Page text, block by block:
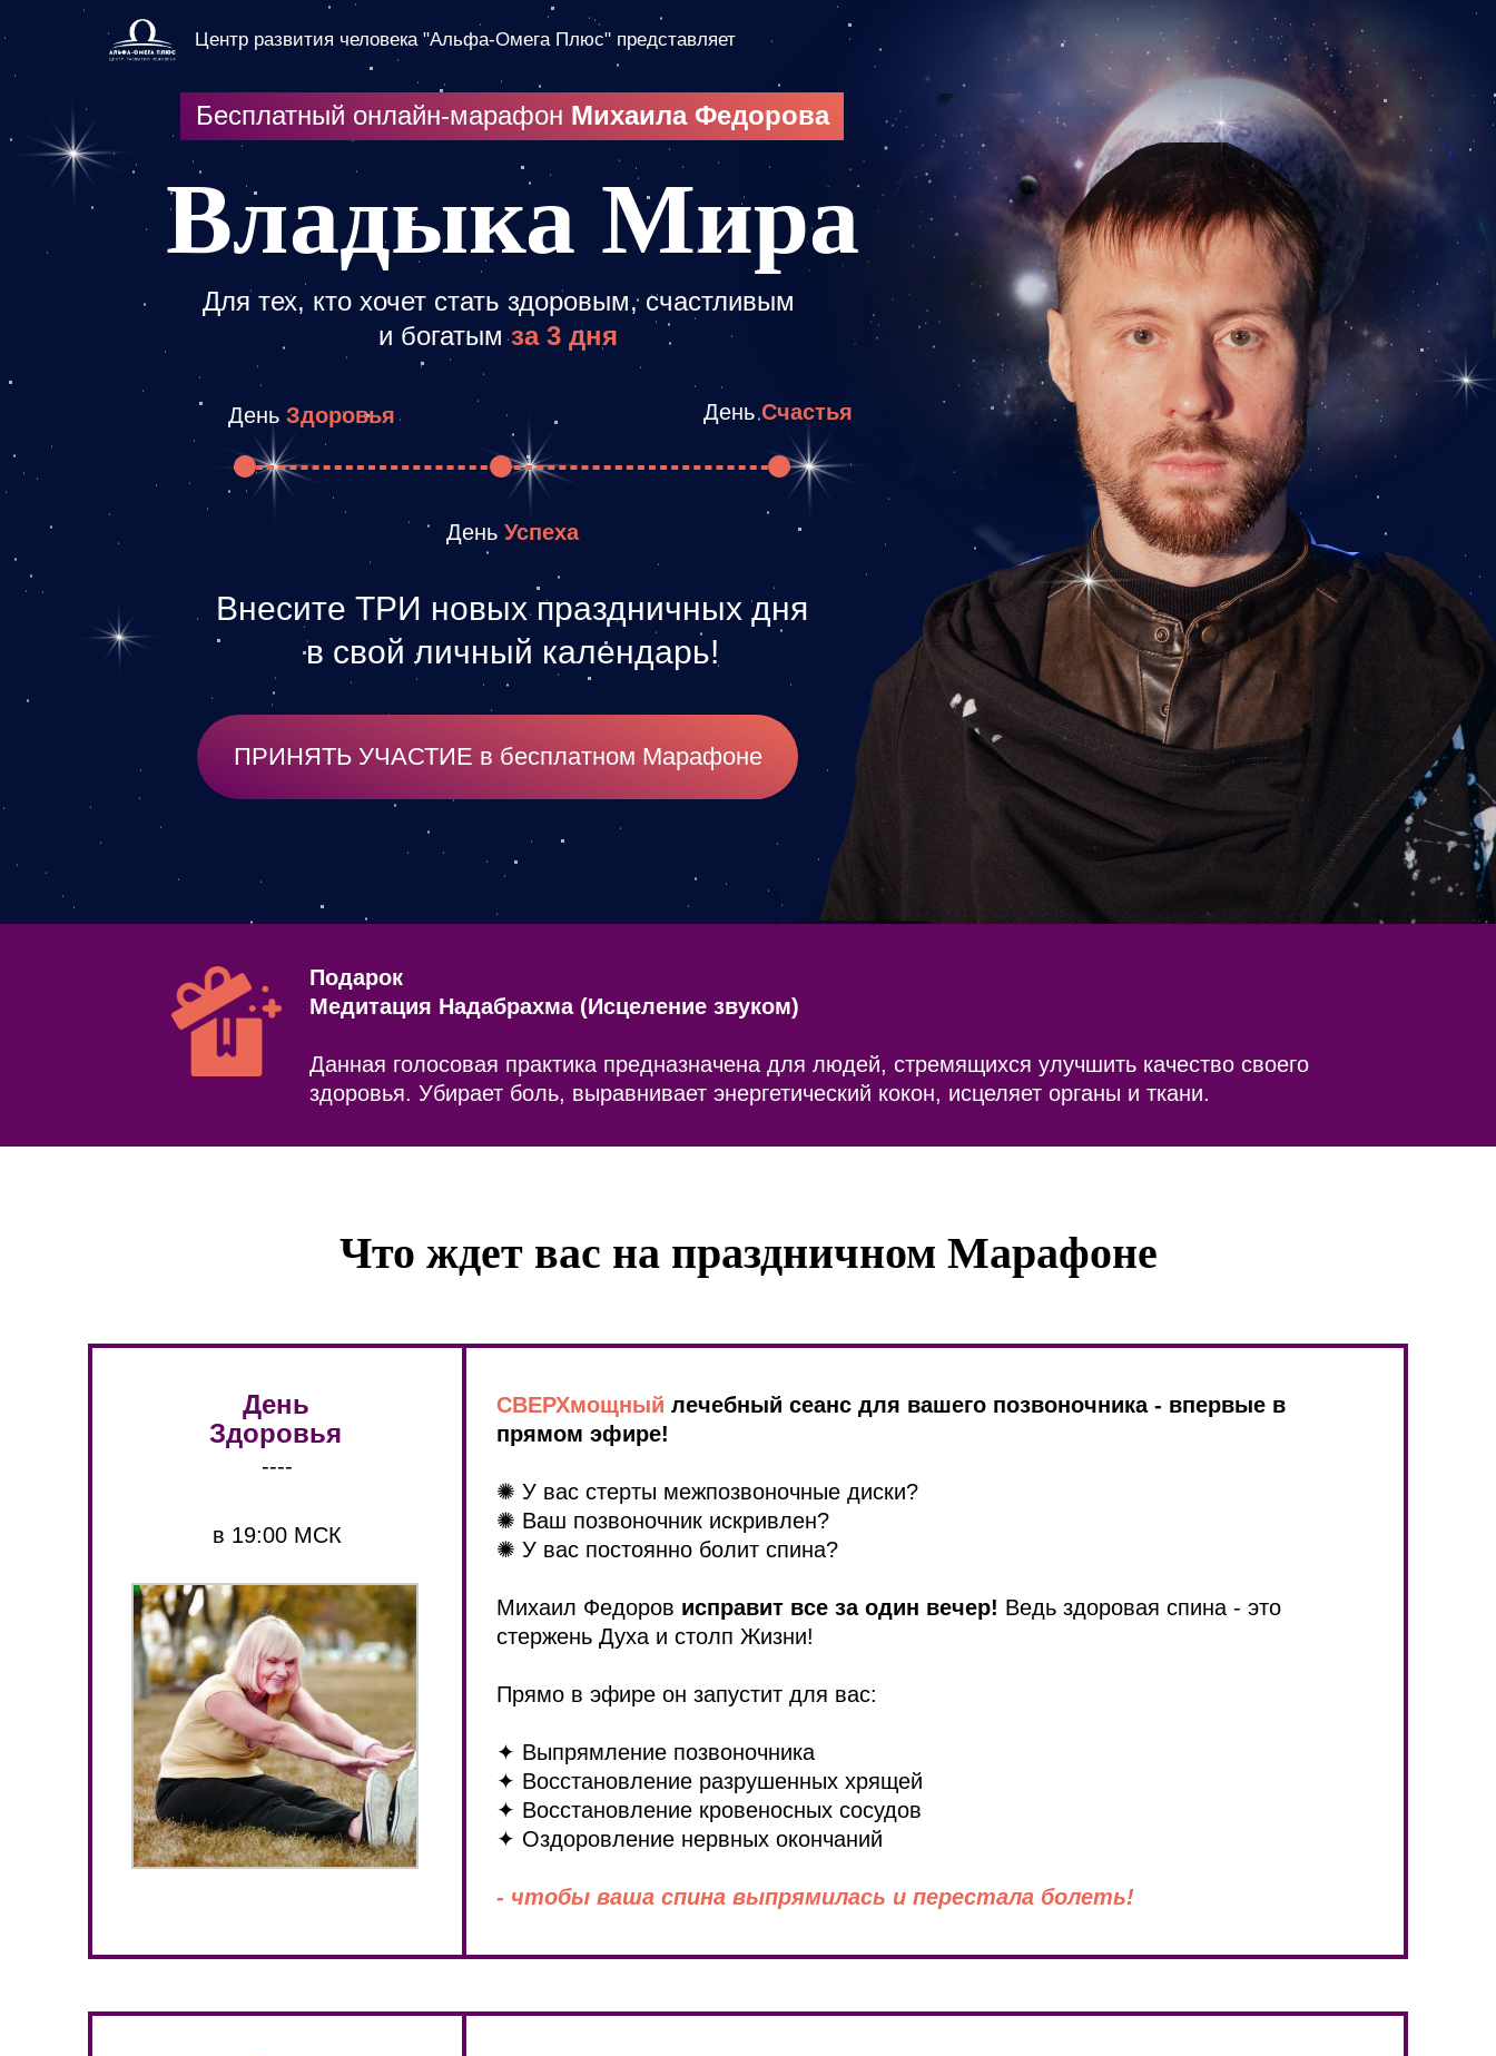
Центр развития человека "Альфа-Омега Плюс" представляет
Владыка Мира
Для тех, кто хочет стать здоровым, счастливым
и богатым за 3 дня
Бесплатный онлайн-марафон Михаила Федорова
Внесите ТРИ новых праздничных дня
в свой личный календарь!
ПРИНЯТЬ УЧАСТИЕ в бесплатном Марафоне
День Здоровья
День Успеха
ДеньСчастья
Подарок
Медитация Надабрахма (Исцеление звуком)
Данная голосовая практика предназначена для людей, стремящихся улучшить качество своего
здоровья. Убирает боль, выравнивает энергетический кокон, исцеляет органы и ткани.
Что ждет вас на праздничном Марафоне
СВЕРХмощный лечебный сеанс для вашего позвоночника - впервые в
прямом эфире!
✺ У вас стерты межпозвоночные диски?
✺ Ваш позвоночник искривлен?
✺ У вас постоянно болит спина?
Михаил Федоров исправит все за один вечер! Ведь здоровая спина - это
стержень Духа и столп Жизни!
Прямо в эфире он запустит для вас:
✦ Выпрямление позвоночника
✦ Восстановление разрушенных хрящей
✦ Восстановление кровеносных сосудов
✦ Оздоровление нервных окончаний
- чтобы ваша спина выпрямилась и перестала болеть!
День
Здоровья
----
в 19:00 МСК